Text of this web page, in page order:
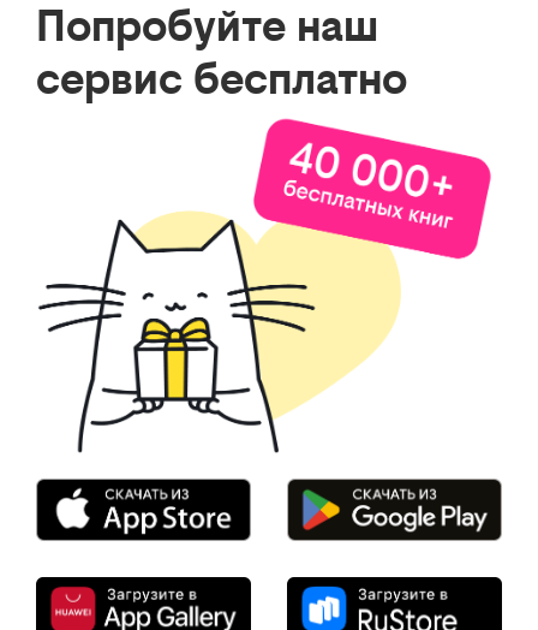
Попробуйте наш
сервис бесплатно